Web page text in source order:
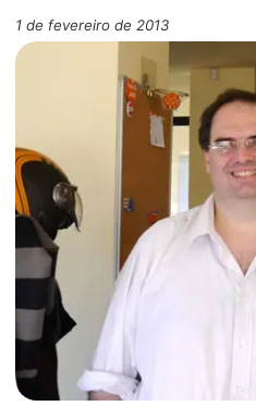
1 de fevereiro de 2013